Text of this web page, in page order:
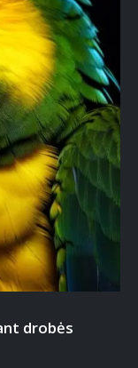
drobės